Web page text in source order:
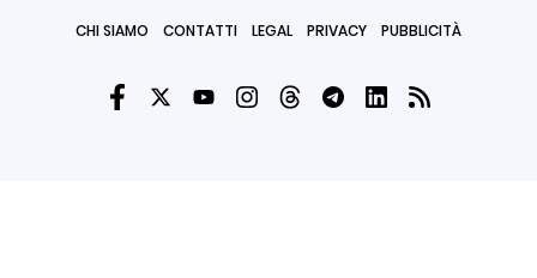
CHI SIAMO CONTATTI LEGAL PRIVACY PUBBLICITÀ